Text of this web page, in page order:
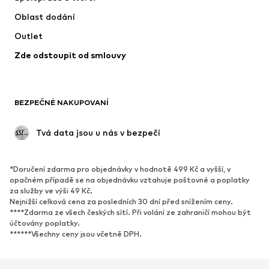
Oblast dodání
Outlet
Zde odstoupit od smlouvy
BEZPEČNÉ NAKUPOVANÍ
Tvá data jsou u nás v bezpečí
*Doručení zdarma pro objednávky v hodnotě 499 Kč a vyšší, v
opačném případě se na objednávku vztahuje poštovné a poplatky
za služby ve výši 49 Kč.
Nejnižší celková cena za posledních 30 dní před snížením ceny.
****Zdarma ze všech českých sítí. Při volání ze zahraničí mohou být
účtovány poplatky.
******Všechny ceny jsou včetně DPH.